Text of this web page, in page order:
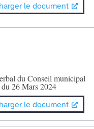
le document
du Conseil municipal
du 26 Mars 2024
le document